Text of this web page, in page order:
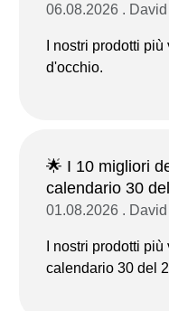
06.08.2026 . David
I nostri prodotti
d'occhio.
🌟 I 10 migliori
calendario 30
01.08.2026 . David
I nostri prodotti
calendario 30 del